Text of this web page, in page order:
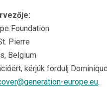
Foundation
Pierre
Belgium
kérjük fordulj Dominique
europe.eu.